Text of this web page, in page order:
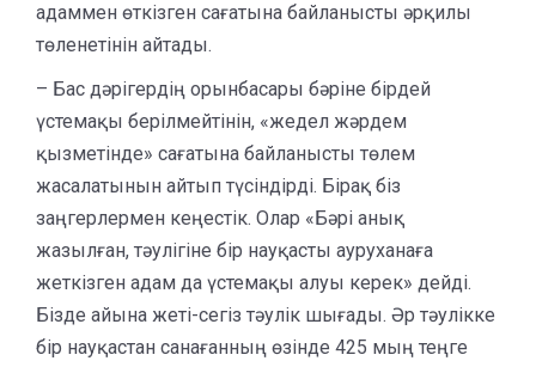
адаммен өткізген сағатына байланысты әрқилы
төленетінін айтады.
– Бас дәрігердің орынбасары бәріне бірдей
үстемақы берілмейтінін, «жедел жәрдем
қызметінде» сағатына байланысты төлем
жасалатынын айтып түсіндірді. Бірақ біз
заңгерлермен кеңестік. Олар «Бәрі анық
жазылған, тәулігіне бір науқасты ауруханаға
жеткізген адам да үстемақы алуы керек» дейді.
Бізде айына жеті-сегіз тәулік шығады. Әр тәулікке
бір науқастан санағанның өзінде 425 мың теңге